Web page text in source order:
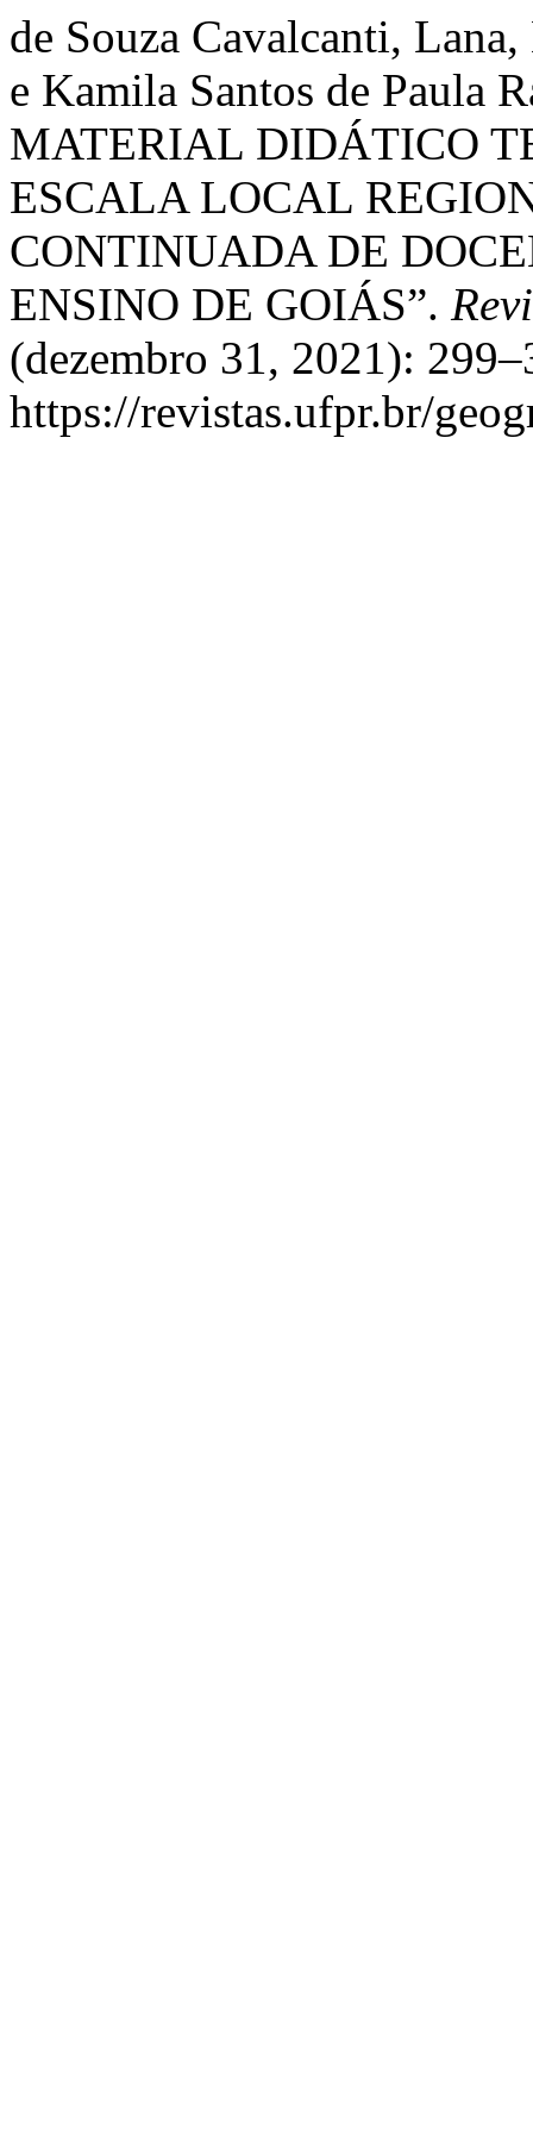
de Souza Cavalcanti,
e Kamila Santos de Paula
MATERIAL DIDÁTICO
ESCALA LOCAL
CONTINUADA DE
ENSINO DE GOIÁS”.
(dezembro 31, 2021):
https://revistas.ufpr.br/